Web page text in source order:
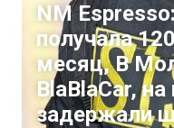
NM
получала
месяц, В
BlaBlaСar, на
задержали